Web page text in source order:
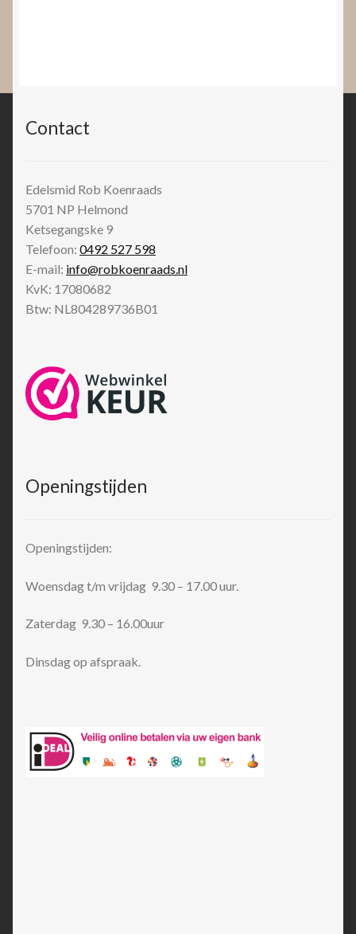
Contact
Edelsmid Rob Koenraads
5701 NP Helmond
Ketsegangske 9
Telefoon: 0492 527 598
E-mail: info@robkoenraads.nl
KvK: 17080682
Btw: NL804289736B01
Openingstijden
Openingstijden:
Woensdag t/m vrijdag 9.30 – 17.00 uur.
Zaterdag 9.30 – 16.00uur
Dinsdag op afspraak.